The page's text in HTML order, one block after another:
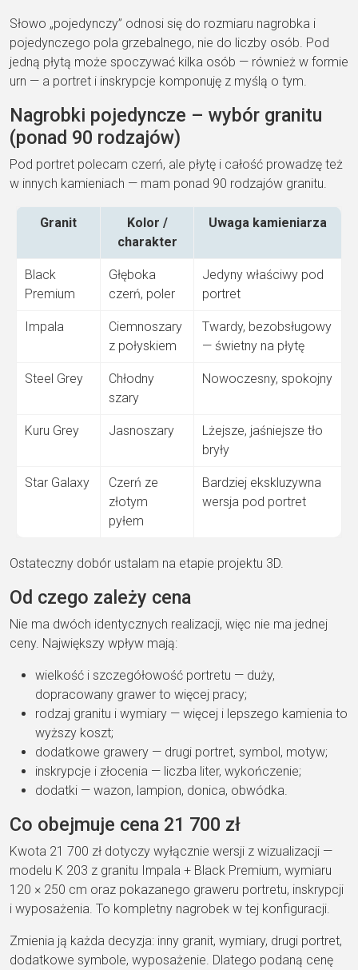
Słowo „pojedynczy” odnosi się do rozmiaru nagrobka i
pojedynczego pola grzebalnego, nie do liczby osób. Pod
jedną płytą może spoczywać kilka osób — również w formie
urn — a portret i inskrypcje komponuję z myślą o tym.
Nagrobki pojedyncze – wybór granitu
(ponad 90 rodzajów)
Pod portret polecam czerń, ale płytę i całość prowadzę też
w innych kamieniach — mam ponad 90 rodzajów granitu
Granit
Kolor /
charakter
Uwaga kamieniarza
Black
Premium
Głęboka
czerń, poler
Jedyny właściwy pod
portret
Impala
Ciemnoszary
z połyskiem
Twardy, bezobsługowy
— świetny na płytę
Steel Grey
Chłodny
szary
Nowoczesny, spokojny
Kuru Grey Jasnoszary
Lżejsze, jaśniejsze tło
bryły
Star Galaxy
Czerń ze
złotym
pyłem
Bardziej ekskluzywna
wersja pod portret
Ostateczny dobór ustalam na etapie projektu 3D.
Od czego zależy cena
Nie ma dwóch identycznych realizacji, więc nie ma jednej
ceny. Największy wpływ mają:
wielkość i szczegółowość portretu — duży,
dopracowany grawer to więcej pracy;
rodzaj granitu i wymiary — więcej i lepszego kamienia to
wyższy koszt;
dodatkowe grawery — drugi portret, symbol, motyw;
inskrypcje i złocenia — liczba liter, wykończenie;
dodatki — wazon, lampion, donica, obwódka.
Co obejmuje cena 21 700 zł
Kwota 21 700 zł dotyczy wyłącznie wersji z wizualizacji —
modelu K 203 z granitu Impala + Black Premium, wymiaru
120 × 250 cm oraz pokazanego graweru portretu, inskrypcji
i wyposażenia. To kompletny nagrobek w tej konfiguracji.
Zmienia ją każda decyzja: inny granit, wymiary, drugi portret,
dodatkowe symbole, wyposażenie. Dlatego podaną cenę